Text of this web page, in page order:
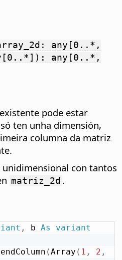
any[0..*,
any[0..*,
pode estar
ten unha dimensión,
columna da matriz
con tantos
matriz_2d .
, b As
variant
(Array ( 1 , 2 ,